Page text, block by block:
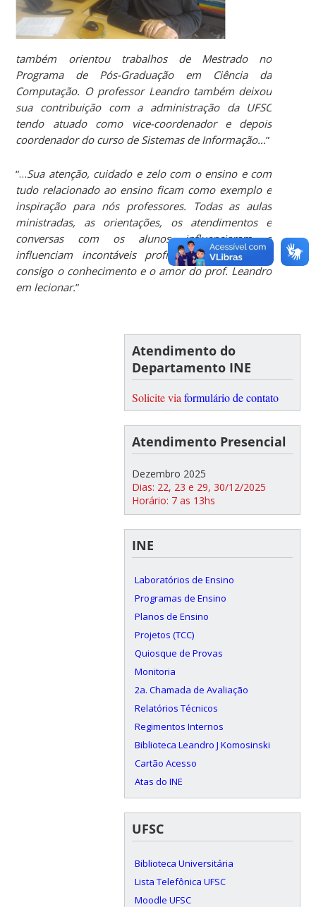
também orientou trabalhos de Mestrado no
Programa de Pós-Graduação em Ciência da
Computação. O professor Leandro também deixou
sua contribuição com a administração da UFSC
tendo atuado como vice-coordenador e depois
coordenador do curso de Sistemas de Informação…”
“…Sua atenção, cuidado e zelo com o ensino e com
tudo relacionado ao ensino ficam como exemplo e
inspiração para nós professores. Todas as aulas
ministradas, as orientações, os atendimentos e
conversas com os alunos influenciaram e
influenciam incontáveis profissionais que levam
consigo o conhecimento e o amor do prof. Leandro
em lecionar.”
Atendimento do
Departamento INE
Solicite via formulário de contato
Atendimento Presencial
Dezembro 2025
Dias: 22, 23 e 29, 30/12/2025
Horário: 7 as 13hs
INE
Laboratórios de Ensino
Programas de Ensino
Planos de Ensino
Projetos (TCC)
Quiosque de Provas
Monitoria
2a. Chamada de Avaliação
Relatórios Técnicos
Regimentos Internos
Biblioteca Leandro J Komosinski
Cartão Acesso
Atas do INE
UFSC
Biblioteca Universitária
Lista Telefônica UFSC
Moodle UFSC